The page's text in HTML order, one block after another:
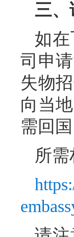
三、
如
司申
失物
向当
需回
所